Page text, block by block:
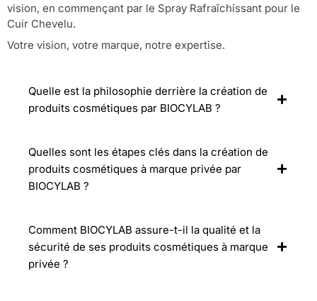
vision, en commençant par le Spray Rafraîchissant pour le
Cuir Chevelu.
Votre vision, votre marque, notre expertise.
Quelle est la philosophie derrière la création de
produits cosmétiques par BIOCYLAB ?
Quelles sont les étapes clés dans la création de
produits cosmétiques à marque privée par
BIOCYLAB ?
Comment BIOCYLAB assure-t-il la qualité et la
sécurité de ses produits cosmétiques à marque
privée ?